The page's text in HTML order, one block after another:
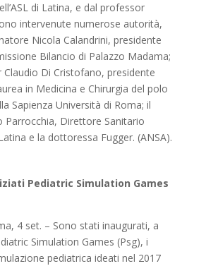
di Latina, e dal professor
intervenute numerose autorità,
Nicola Calandrini, presidente
Bilancio di Palazzo Madama;
Di Cristofano, presidente
in Medicina e Chirurgia del polo
Sapienza Università di Roma; il
Parrocchia, Direttore Sanitario
e la dottoressa Fugger. (ANSA).
Pediatric Simulation Games
4 set. – Sono stati inaugurati, a
Simulation Games (Psg), i
pediatrica ideati nel 2017